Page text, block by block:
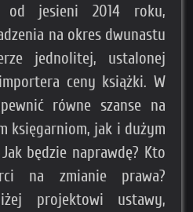
od jesieni 2014 roku,
na okres dwunastu
jednolitej, ustalonej
ceny książki. W
równe szanse na
księgarniom, jak i dużym
będzie naprawdę? Kto
na zmianie prawa?
projektowi ustawy,